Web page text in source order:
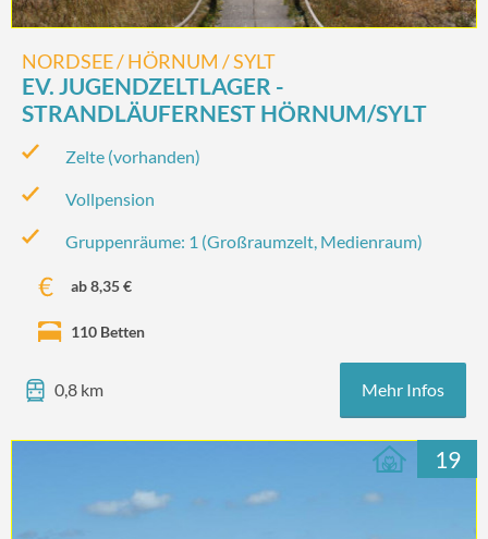
NORDSEE / HÖRNUM / SYLT
EV. JUGENDZELTLAGER -
STRANDLÄUFERNEST HÖRNUM/SYLT
Zelte (vorhanden)
Vollpension
Gruppenräume: 1 (Großraumzelt, Medienraum)
ab 8,35 €
110 Betten
0,8 km Mehr Infos
19